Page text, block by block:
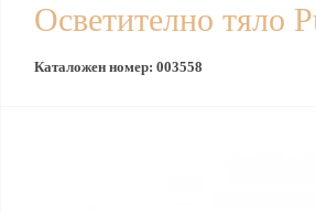
Осветително тяло
Каталожен номер: 003558